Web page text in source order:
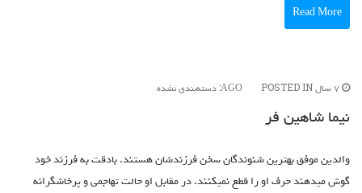
User Registration
تبلیغات
روانشناسان و روانپزشکان
Read More
POSTED IN: دسته‌بندی نشده
نیما شاهین فر
والدین موفق بهترین شنوندگان سخن فرزندشان هستند. بادقت به فرزند خود
گوش میدهند حرف او را قطع نمیکنند. در مقابل او حالت تهاجمی و پرخاشگرانه